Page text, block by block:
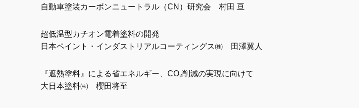
自動車塗装カーボンニュートラル（CN）研究会 村田 亘
超低温型カチオン電着塗料の開発
日本ペイント・インダストリアルコーティングス㈱ 田澤翼人
『遮熱塗料』による省エネルギー、CO₂削減の実現に向けて
大日本塗料㈱ 櫻田将至